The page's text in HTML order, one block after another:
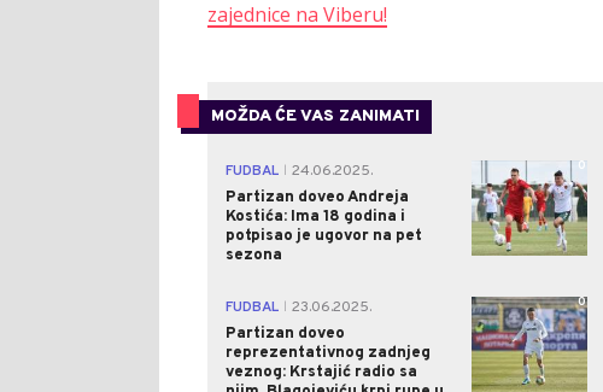
zajednice na Viberu!
MOŽDA ĆE VAS ZANIMATI
FUDBAL
24.06.2025.
Partizan doveo Andreja
Kostića: Ima 18 godina i
potpisao je ugovor na pet
sezona
0
FUDBAL
23.06.2025.
Partizan doveo
reprezentativnog zadnjeg
veznog: Krstajić radio sa
0